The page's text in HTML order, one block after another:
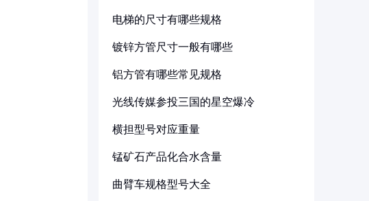
电梯的尺寸有哪些规格
镀锌方管尺寸一般有哪些
铝方管有哪些常见规格
光线传媒参投三国的星空爆冷
横担型号对应重量
锰矿石产品化合水含量
曲臂车规格型号大全